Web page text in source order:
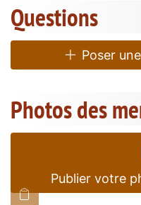
Questions
Poser
Photos des
Publier votre